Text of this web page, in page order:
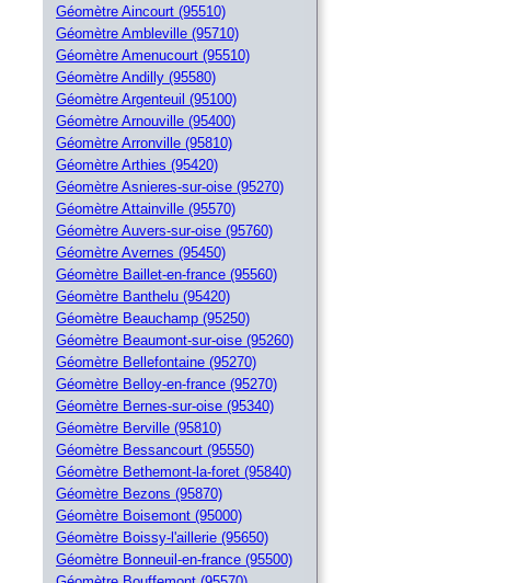
Géomètre Aincourt (95510)
Géomètre Ambleville (95710)
Géomètre Amenucourt (95510)
Géomètre Andilly (95580)
Géomètre Argenteuil (95100)
Géomètre Arnouville (95400)
Géomètre Arronville (95810)
Géomètre Arthies (95420)
Géomètre Asnieres-sur-oise (95270)
Géomètre Attainville (95570)
Géomètre Auvers-sur-oise (95760)
Géomètre Avernes (95450)
Géomètre Baillet-en-france (95560)
Géomètre Banthelu (95420)
Géomètre Beauchamp (95250)
Géomètre Beaumont-sur-oise (95260)
Géomètre Bellefontaine (95270)
Géomètre Belloy-en-france (95270)
Géomètre Bernes-sur-oise (95340)
Géomètre Berville (95810)
Géomètre Bessancourt (95550)
Géomètre Bethemont-la-foret (95840)
Géomètre Bezons (95870)
Géomètre Boisemont (95000)
Géomètre Boissy-l'aillerie (95650)
Géomètre Bonneuil-en-france (95500)